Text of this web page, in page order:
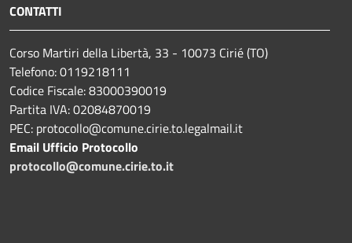
CONTATTI
Corso Martiri della Libertà, 33 - 10073 Cirié (TO)
Telefono: 0119218111
Codice Fiscale: 83000390019
Partita IVA: 02084870019
PEC: protocollo@comune.cirie.to.legalmail.it
Email Ufficio Protocollo
protocollo@comune.cirie.to.it